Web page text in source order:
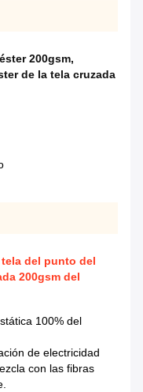
200gsm,
de la tela cruzada
del punto del
200gsm del
100% del
de electricidad
con las fibras